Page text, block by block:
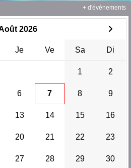
2026
Je Ve Sa Di
1 2
6 7 8 9
13 14 15 16
20 21 22 23
27 28 29 30
+ d'évènements